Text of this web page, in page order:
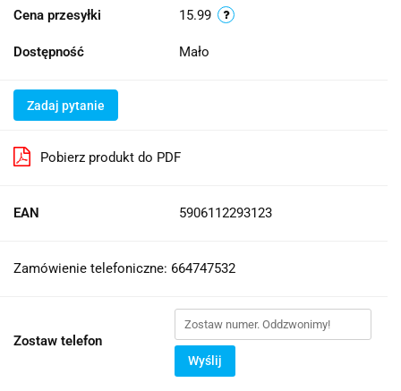
Cena przesyłki 15.99
Dostępność Mało
Zadaj pytanie
Pobierz produkt do PDF
EAN 5906112293123
Zamówienie telefoniczne: 664747532
Zostaw telefon
Wyślij